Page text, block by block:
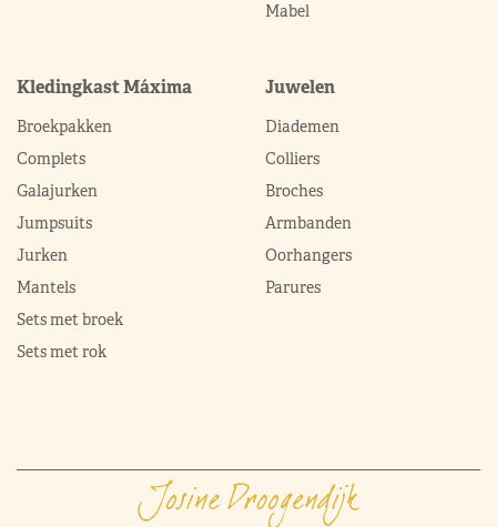
Mabel
Kledingkast Máxima
Broekpakken
Complets
Galajurken
Jumpsuits
Jurken
Mantels
Sets met broek
Sets met rok
Juwelen
Diademen
Colliers
Broches
Armbanden
Oorhangers
Parures